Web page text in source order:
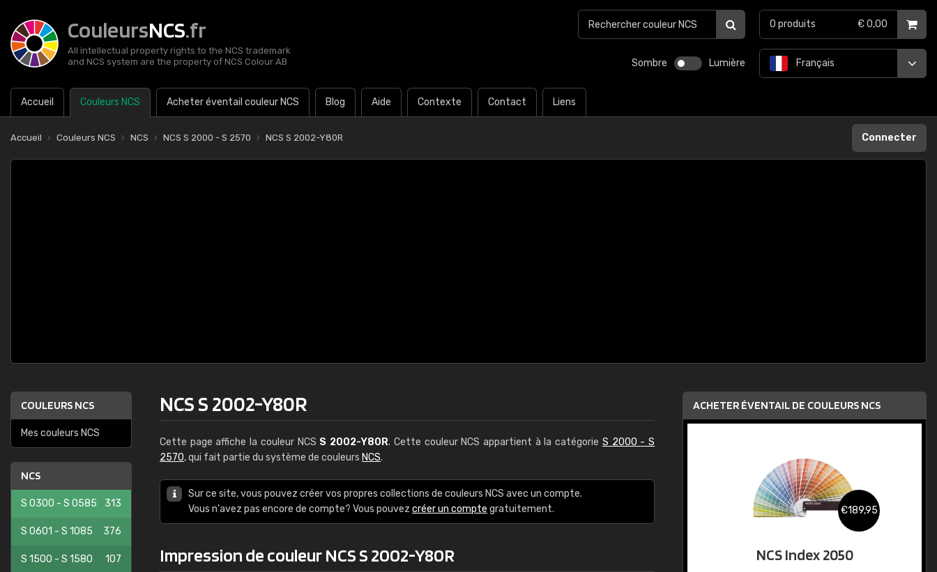
CouleursNCS.fr
All intellectual property rights to the NCS trademark
and NCS system are the property of NCS Colour AB
Sombre Lumière
Accueil Couleurs NCS Acheter éventail couleur NCS Blog Aide Contexte Contact Liens
Français
0 produits € 0,00
Accueil Couleurs NCS NCS NCS S 2000 - S 2570 NCS S 2002-Y80R Connecter
COULEURS NCS
Mes couleurs NCS
NCS
S 0300 - S 0585 313
S 0601 - S 1085 376
S 1500 - S 1580 107
NCS S 2002-Y80R
Cette page affiche la couleur NCS S 2002-Y80R. Cette couleur NCS appartient à la catégorie S 2000 - S
2570, qui fait partie du système de couleurs NCS.
Sur ce site, vous pouvez créer vos propres collections de couleurs NCS avec un compte.
Vous n'avez pas encore de compte? Vous pouvez créer un compte gratuitement.
Impression de couleur NCS S 2002-Y80R
ACHETER ÉVENTAIL DE COULEURS NCS
€189,95
NCS Index 2050